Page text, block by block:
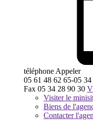
téléphone Appeler
05 61 48 62 65-05
Fax 05 34 28 90 30
Visiter le
Biens de
Contacter